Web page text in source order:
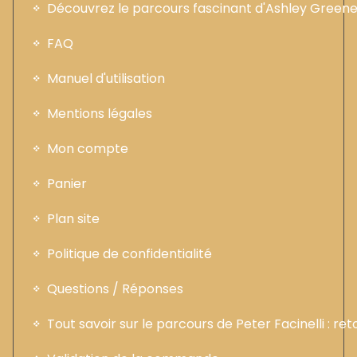
Découvrez le parcours fascinant d'Ashley
FAQ
Manuel d'utilisation
Mentions légales
Mon compte
Panier
Plan site
Politique de confidentialité
Questions / Réponses
Tout savoir sur le parcours de Peter Facinelli :